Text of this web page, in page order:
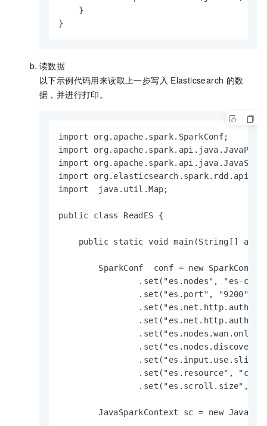
    }
}
读数据
以下示例代码用来读取上一步写入 Elasticsearch 的数
据，并进行打印。
import org.apache.spark.SparkConf;
import
import
import
import  java.util.Map;
public class ReadES {
public static void main(String[]
SparkConf  conf = new
.set("es.nodes", "es-cn-
                .set("es.port", "9200")
.set("es.nodes.wan.only",
.set("es.resource",
JavaSparkContext sc = new